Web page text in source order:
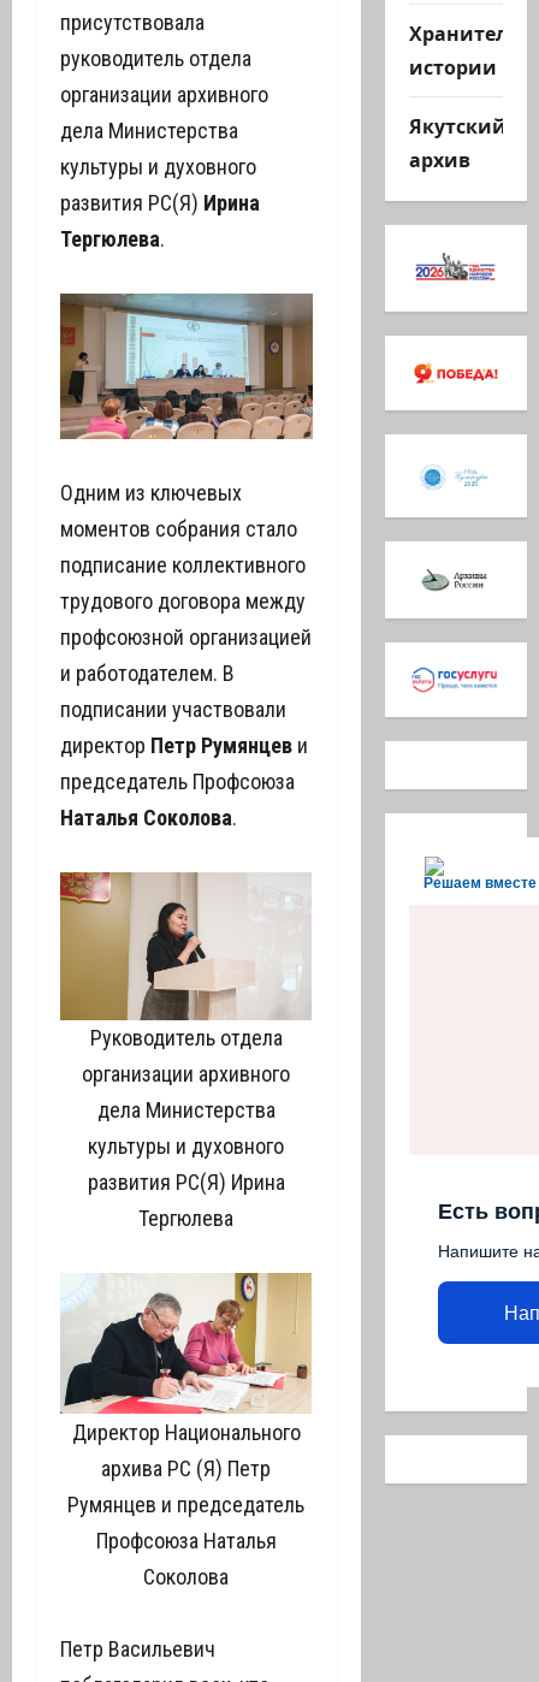
присутствовала
руководитель отдела
организации архивного
дела Министерства
культуры и духовного
развития РС(Я) Ирина
Тергюлева.
Одним из ключевых
моментов собрания стало
подписание коллективного
трудового договора между
профсоюзной организацией
и работодателем. В
подписании участвовали
директор Петр Румянцев и
председатель Профсоюза
Наталья Соколова.
Руководитель отдела
организации архивного
дела Министерства
культуры и духовного
развития РС(Я) Ирина
Тергюлева
Директор Национального
архива РС (Я) Петр
Румянцев и председатель
Профсоюза Наталья
Соколова
Петр Васильевич
Хранители
истории
Якутский
архив
Решаем вместе
Есть
Напишите